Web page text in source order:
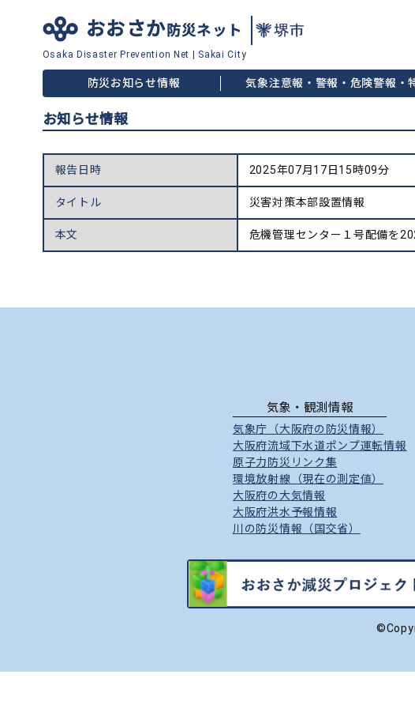
おおさか防災ネット
Osaka Disaster Prevention Net Sakai City
防災お知らせ情報 気象注意報・警報・危険警報・
お知らせ情報
報告日時 2025年07月17日15時09分
タイトル 災害対策本部設置情報
本文 危機管理センター１号配備を
気象・観測情報
気象庁（大阪府の防災情報）
大阪府流域下水道ポンプ運転情報
原子力防災リンク集
環境放射線（現在の測定値）
大阪府の大気情報
大阪府洪水予報情報
川の防災情報（国交省）